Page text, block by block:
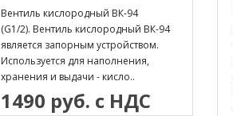
Вентиль кислородный ВК-94
(G1/2). Вентиль кислородный ВК-94
является запорным устройством.
Используется для наполнения,
хранения и выдачи - кисло..
1490 руб. с НДС